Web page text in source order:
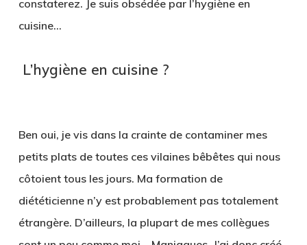
constaterez. Je suis obsédée par l’hygiène en
cuisine…
L’hygiène en cuisine ?
Ben oui, je vis dans la crainte de contaminer mes
petits plats de toutes ces vilaines bêbêtes qui nous
côtoient tous les jours. Ma formation de
diététicienne n’y est probablement pas totalement
étrangère. D’ailleurs, la plupart de mes collègues